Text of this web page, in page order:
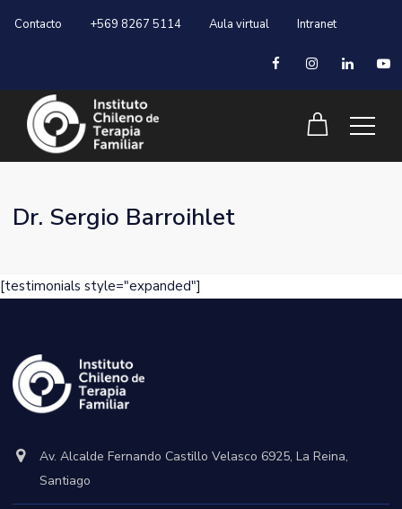
Contacto +569 8267 5114 Aula virtual Intranet
Dr. Sergio Barroihlet
[testimonials style="expanded"]
Av. Alcalde Fernando Castillo Velasco 6925, La Reina,
Santiago